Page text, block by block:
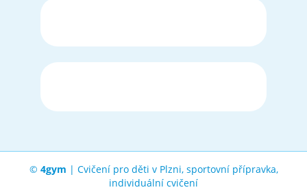
© 4gym | Cvičení pro děti v Plzni, sportovní přípravka,
individuální cvičení